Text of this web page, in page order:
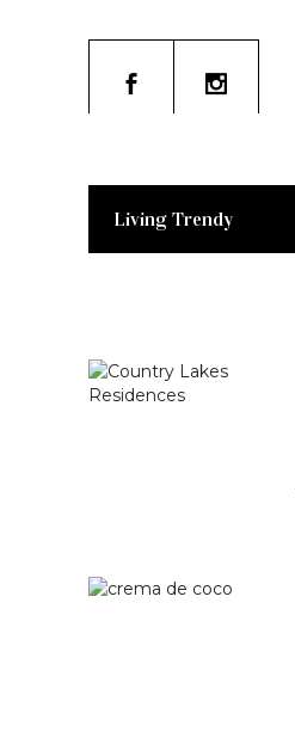
Living Trendy